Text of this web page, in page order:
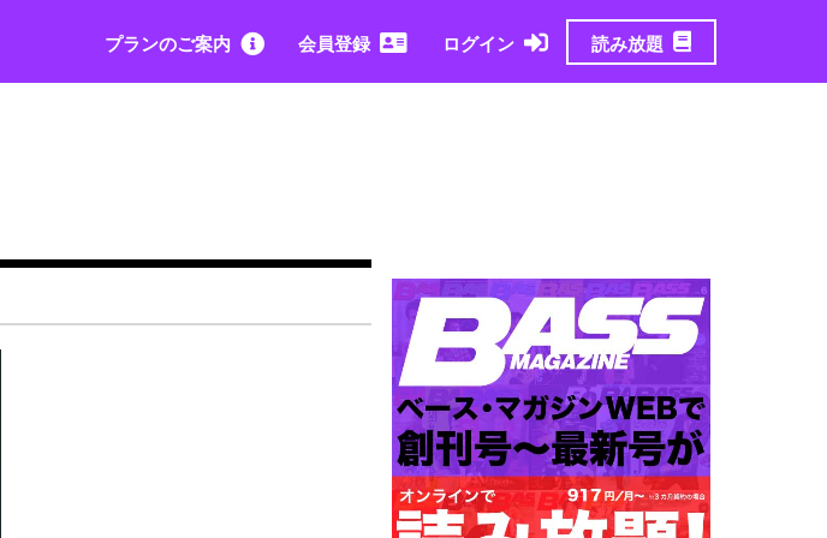
プランのご案内 会員登録 ログイン 読み放題